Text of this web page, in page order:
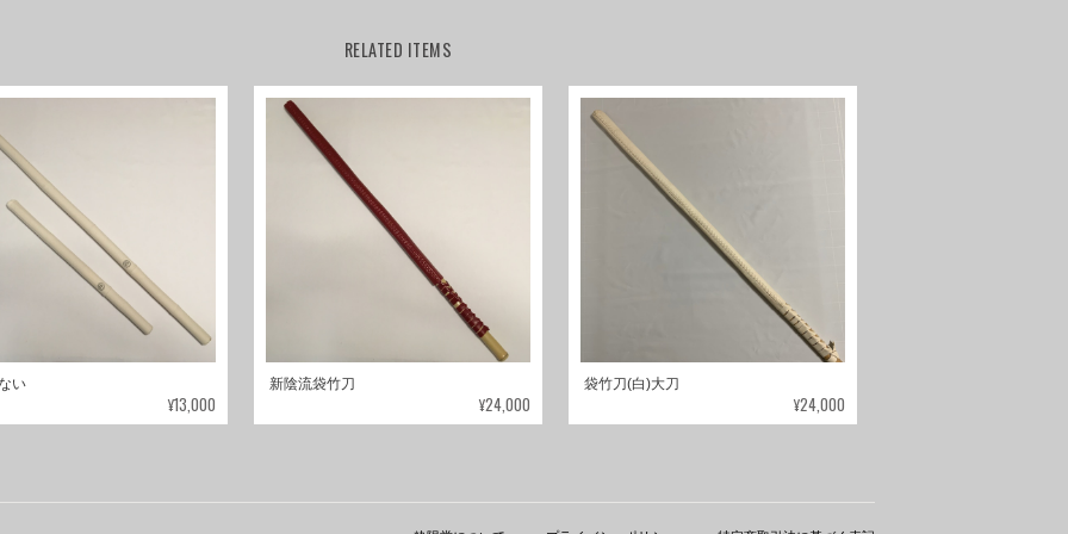
RELATED ITEMS
い
¥13,000
新陰流袋竹刀
¥24,000
袋竹刀(白)大刀
¥24,000